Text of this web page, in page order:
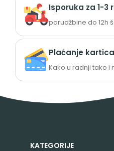
Isporuka za 1-3
porudžbine do 12h
Plaćanje
Kako u radnji tako i
KATEGORIJE